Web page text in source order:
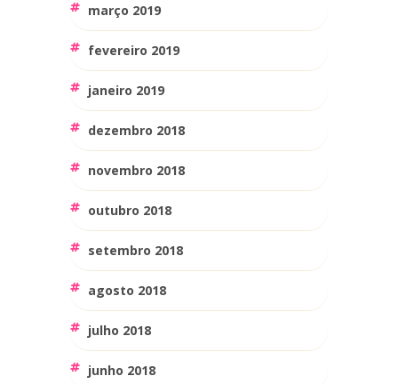
março 2019
fevereiro 2019
janeiro 2019
dezembro 2018
novembro 2018
outubro 2018
setembro 2018
agosto 2018
julho 2018
junho 2018